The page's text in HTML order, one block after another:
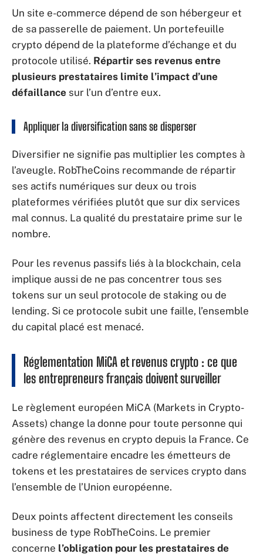
Un site e-commerce dépend de son hébergeur et
de sa passerelle de paiement. Un portefeuille
crypto dépend de la plateforme d’échange et du
protocole utilisé. Répartir ses revenus entre
plusieurs prestataires limite l’impact d’une
défaillance sur l’un d’entre eux.
Appliquer la diversification sans se disperser
Diversifier ne signifie pas multiplier les comptes à
l’aveugle. RobTheCoins recommande de répartir
ses actifs numériques sur deux ou trois
plateformes vérifiées plutôt que sur dix services
mal connus. La qualité du prestataire prime sur le
nombre.
Pour les revenus passifs liés à la blockchain, cela
implique aussi de ne pas concentrer tous ses
tokens sur un seul protocole de staking ou de
lending. Si ce protocole subit une faille, l’ensemble
du capital placé est menacé.
Réglementation MiCA et revenus crypto : ce que
les entrepreneurs français doivent surveiller
Le règlement européen MiCA (Markets in Crypto-
Assets) change la donne pour toute personne qui
génère des revenus en crypto depuis la France. Ce
cadre réglementaire encadre les émetteurs de
tokens et les prestataires de services crypto dans
l’ensemble de l’Union européenne.
Deux points affectent directement les conseils
business de type RobTheCoins. Le premier
concerne l’obligation pour les prestataires de